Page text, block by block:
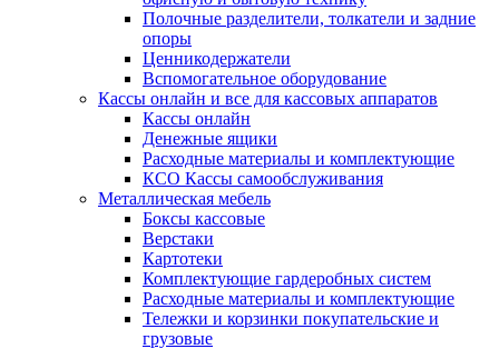
Полочные разделители, толкатели и задние
опоры
Ценникодержатели
Вспомогательное оборудование
Кассы онлайн и все для кассовых аппаратов
Кассы онлайн
Денежные ящики
Расходные материалы и комплектующие
КСО Кассы самообслуживания
Металлическая мебель
Боксы кассовые
Верстаки
Картотеки
Комплектующие гардеробных систем
Расходные материалы и комплектующие
Тележки и корзинки покупательские и
грузовые